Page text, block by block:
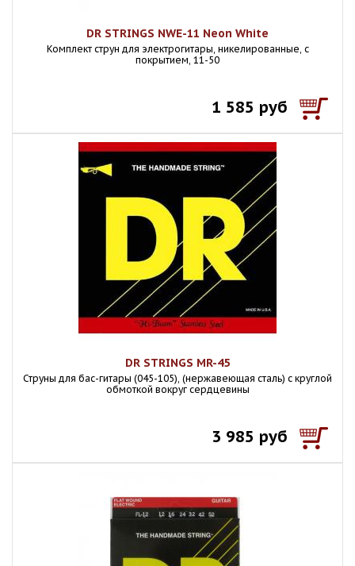
DR STRINGS NWE-11 Neon White
Комплект струн для электрогитары, никелированные, с
покрытием, 11-50
1 585 руб
DR STRINGS MR-45
Струны для бас-гитары (045-105), (нержавеющая сталь) с круглой
обмоткой вокруг сердцевины
3 985 руб